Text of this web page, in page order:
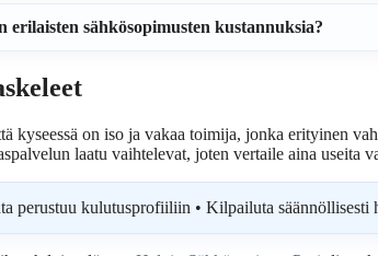
erilaisten sähkösopimusten kustannuksia?
kyseessä on iso ja vakaa toimija, jonka erityinen
laatu vaihtelevat, joten vertaile aina useita
perustuu kulutusprofiiliin • Kilpailuta